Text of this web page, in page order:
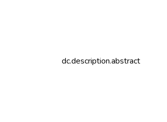
dc.description.abstract